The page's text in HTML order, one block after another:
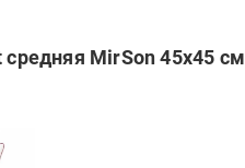
MirSon 45x45 см